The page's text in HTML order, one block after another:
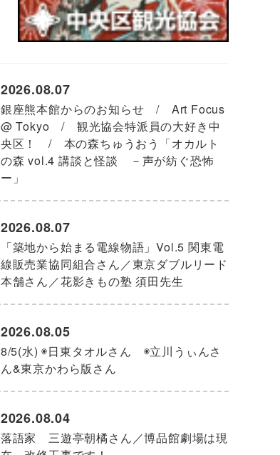
銀座熊本館からのお知らせ / Art Focus
@ Tokyo / 観光協会特派員の大好き中
央区！ / 本の森ちゅうおう「オカルト
の森 vol.4 講談と怪談 －声が紡ぐ恐怖
ー」
2026.08.07
「築地から始まる電線物語」Vol.5 関東電
線販売業協同組合さん／東京ダブルリード
本舗さん／花影きもの塾 須田先生
2026.08.07
8/5(水) ◉日東タオルさん ◉立川うぃんさ
ん&東京かわら版さん
2026.08.05
落語家 三遊亭朝橘さん／博品館劇場は現
2026.08.04